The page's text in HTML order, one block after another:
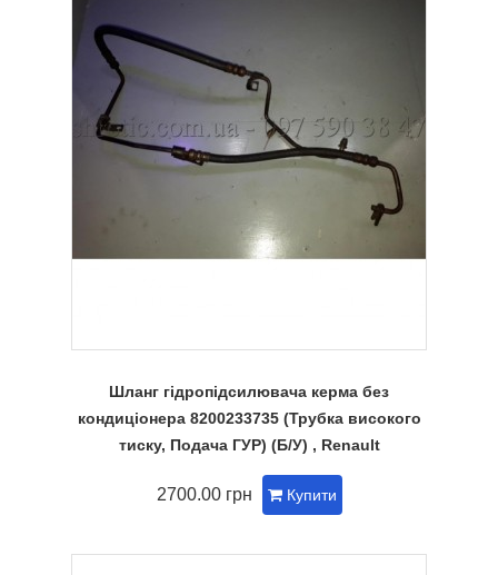
Шланг гідропідсилювача керма без
кондиціонера 8200233735 (Трубка високого
тиску, Подача ГУР) (Б/У) , Renault
2700.00 грн Купити